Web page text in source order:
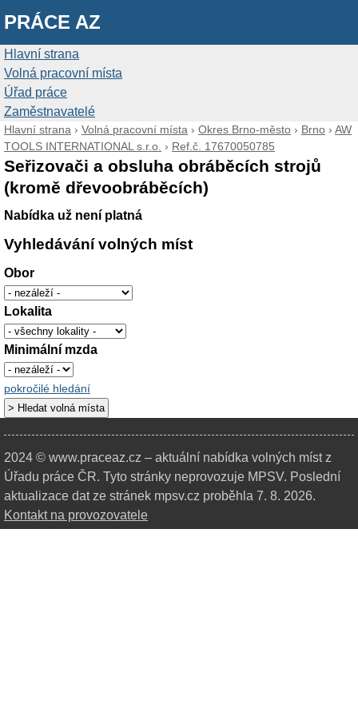
PRÁCE AZ
Hlavní strana
Volná pracovní místa
Úřad práce
Zaměstnavatelé
Hlavní strana › Volná pracovní místa › Okres Brno-město › Brno › AW
TOOLS INTERNATIONAL s.r.o. › Ref.č. 17670050785
Seřizovači a obsluha obráběcích strojů
(kromě dřevoobráběcích)
Nabídka už není platná
Vyhledávání volných míst
Obor
Lokalita
Minimální mzda
pokročilé hledání
2024 © www.praceaz.cz – aktuální nabídka volných míst z
Úřadu práce ČR. Tyto stránky neprovozuje MPSV. Poslední
aktualizace dat ze stránek mpsv.cz proběhla 7. 8. 2026.
Kontakt na provozovatele